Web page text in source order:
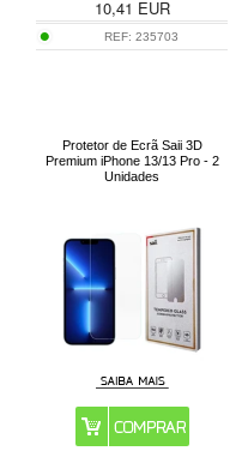
10,41 EUR
REF: 235703
Protetor de Ecrã Saii 3D
Premium iPhone 13/13 Pro - 2
Unidades